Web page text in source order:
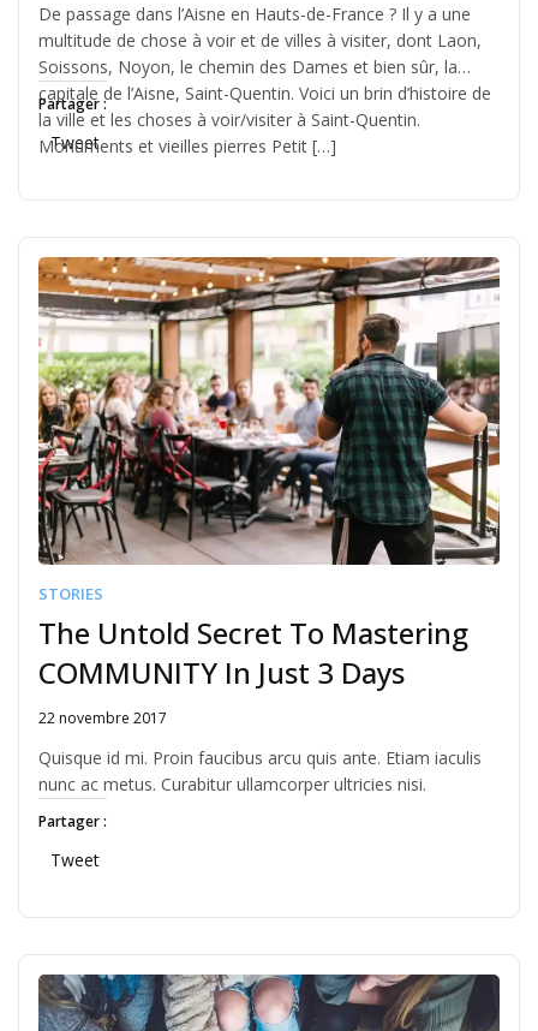
Jérémie
De passage dans l’Aisne en Hauts-de-France ? Il y a une
multitude de chose à voir et de villes à visiter, dont Laon,
Soissons, Noyon, le chemin des Dames et bien sûr, la
capitale de l’Aisne, Saint-Quentin. Voici un brin d’histoire de
la ville et les choses à voir/visiter à Saint-Quentin.
Monuments et vieilles pierres Petit […]
Partager :
Tweet
STORIES
The Untold Secret To Mastering
COMMUNITY In Just 3 Days
Written
JFLANDRIN
22 novembre 2017
Quisque id mi. Proin faucibus arcu quis ante. Etiam iaculis
nunc ac metus. Curabitur ullamcorper ultricies nisi.
Partager :
Tweet